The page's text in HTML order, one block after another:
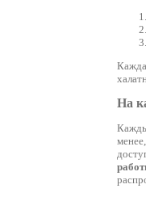
На